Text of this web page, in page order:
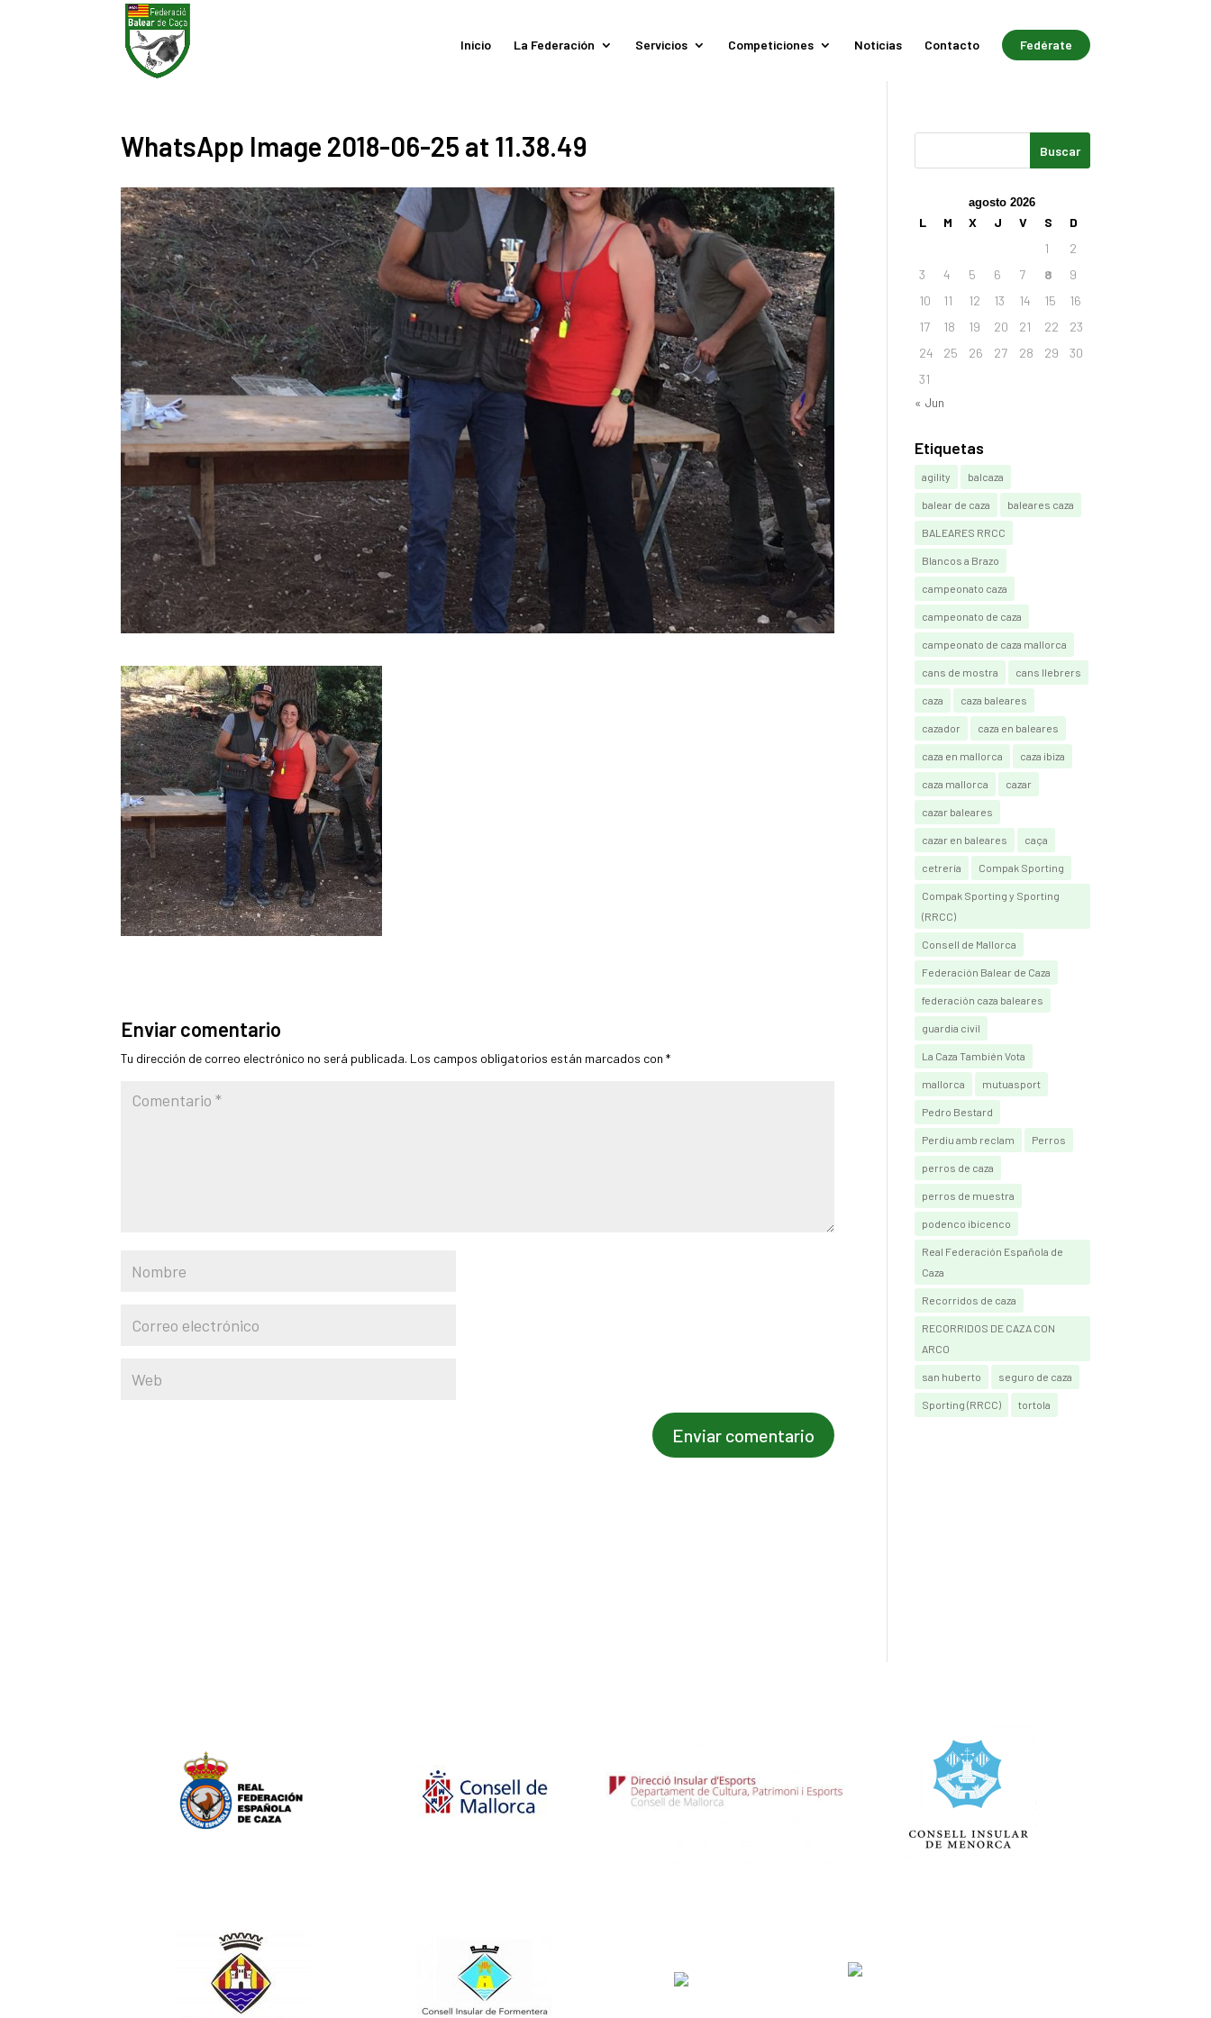
Inicio La Federación Servicios Competiciones Noticias Contacto Fedérate
WhatsApp Image 2018-06-25 at 11.38.49
Enviar comentario
Tu dirección de correo electrónico no será publicada. Los campos obligatorios están marcados con*
agosto 2026
L M X J V S
D
1
2
3
4 5 6 7 8
9
10
11 12 13 14 15
16
17
18 19 20 21 22
23
24
25 26 27 28 29
30
31
« Jun
Etiquetas
agility balcaza
balear de caza baleares caza
BALEARES RRCC
Blancos a Brazo
campeonato caza
campeonato de caza
campeonato de caza mallorca
cans de mostra cans llebrers
caza caza baleares
cazador caza en baleares
caza en mallorca caza ibiza
caza mallorca cazar
cazar baleares
cazar en baleares caça
cetrería Compak Sporting
Compak Sporting y Sporting
(RRCC)
Consell de Mallorca
Federación Balear de Caza
federación caza baleares
guardia civil
La Caza También Vota
mallorca mutuasport
Pedro Bestard
Perdiu amb reclam Perros
perros de caza
perros de muestra
podenco ibicenco
Real Federación Española de
Caza
Recorridos de caza
RECORRIDOS DE CAZA CON
ARCO
san huberto seguro de caza
Sporting (RRCC) tortola